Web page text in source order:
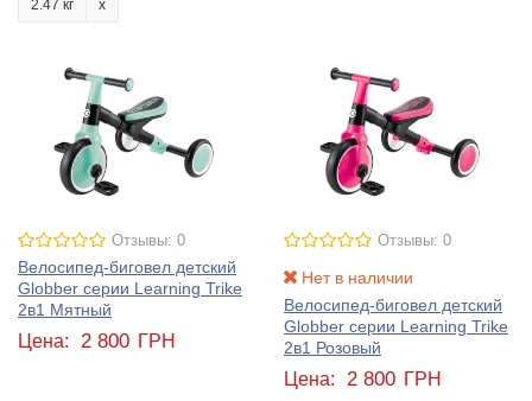
2.47 кг
Отзывы: 0
Велосипед-биговел детский
Globber серии Learning Trike
2в1 Мятный
Цена: 2 800 ГРН
Отзывы: 0
Нет в наличии
Велосипед-биговел детский
Globber серии Learning Trike
2в1 Розовый
Цена: 2 800 ГРН